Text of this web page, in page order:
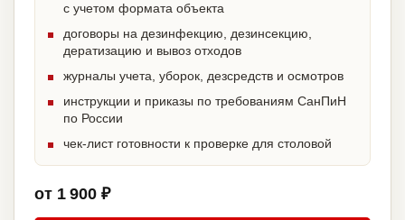
с учетом формата объекта
договоры на дезинфекцию, дезинсекцию,
дератизацию и вывоз отходов
журналы учета, уборок, дезсредств и осмотров
инструкции и приказы по требованиям СанПиН
по России
чек-лист готовности к проверке для столовой
от 1 900 ₽